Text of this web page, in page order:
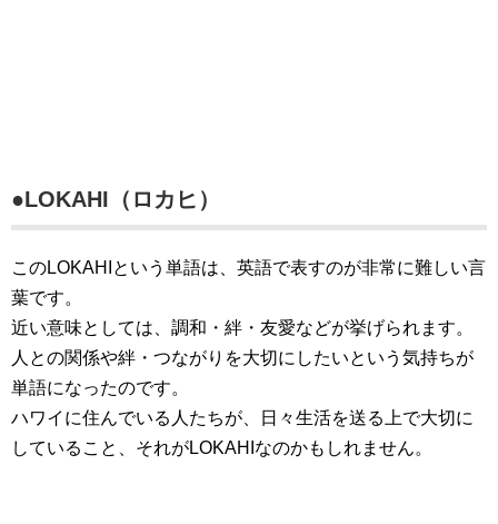
●LOKAHI（ロカヒ）
このLOKAHIという単語は、英語で表すのが非常に難しい言
葉です。
近い意味としては、調和・絆・友愛などが挙げられます。
人との関係や絆・つながりを大切にしたいという気持ちが
単語になったのです。
ハワイに住んでいる人たちが、日々生活を送る上で大切に
していること、それがLOKAHIなのかもしれません。